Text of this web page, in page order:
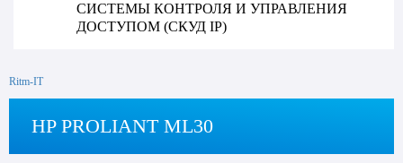
СИСТЕМЫ КОНТРОЛЯ И УПРАВЛЕНИЯ
ДОСТУПОМ (СКУД IP)
Ritm-IT
HP PROLIANT ML30